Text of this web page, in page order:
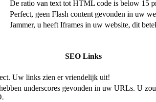
De ratio van text tot HTML code is below 15
Perfect, geen Flash content gevonden in uw
Jammer, u heeft Iframes in uw website, dit
SEO Links
Uw links zien er vriendelijk uit!
underscores gevonden in uw URLs. U